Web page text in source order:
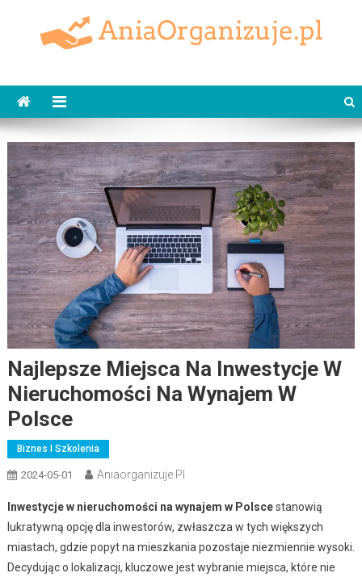
Najlepsze Miejsca Na Inwestycje W
Nieruchomości Na Wynajem W
Polsce
Biznes I Szkolenia
2024-05-01 Aniaorganizuje.pl
Inwestycje w nieruchomości na wynajem w Polscestanowią
lukratywną opcję dla inwestorów, zwłaszcza w tych większych
miastach, gdzie popyt na mieszkania pozostaje niezmiennie wysoki.
Decydując o lokalizacji, kluczowe jest wybranie miejsca, które nie